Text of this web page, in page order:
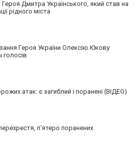
Героя Дмитра Українського, який став на
рідного міста
Героя України Олексію Юкову
голосів
атак: є загиблий і поранені (ВІДЕО)
п'ятеро поранених